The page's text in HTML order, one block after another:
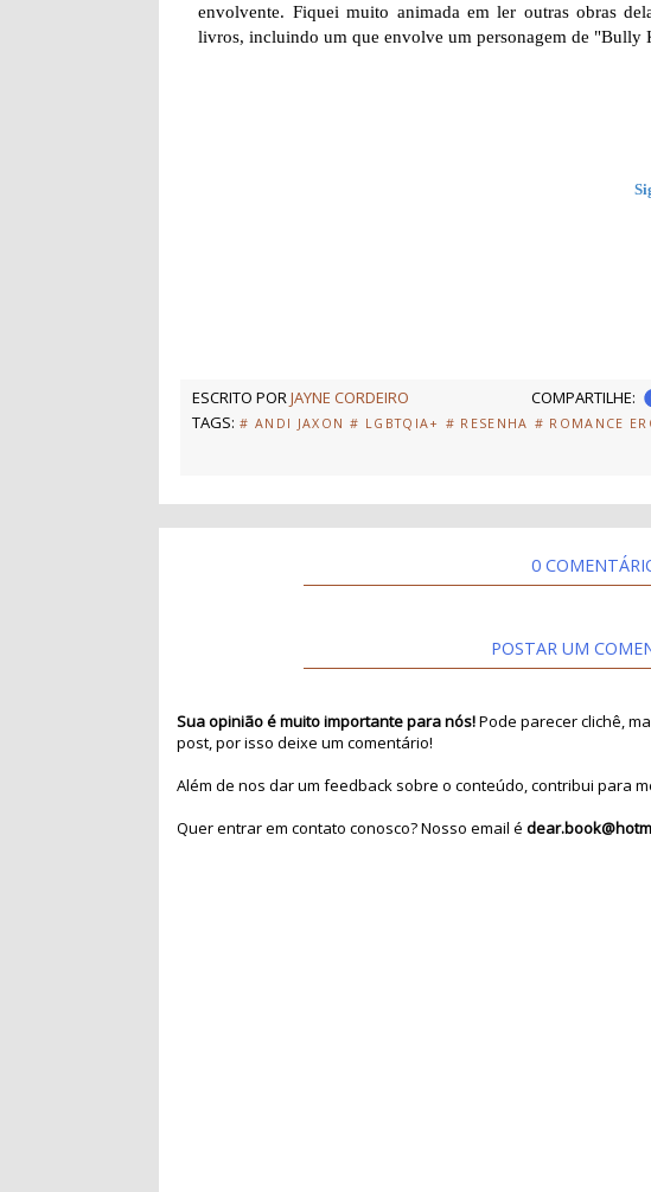
envolvente. Fiquei muito animada em ler outras obras
livros, incluindo um que envolve um personagem de "Bully
ESCRITO PORJAYNE CORDEIRO
COMPARTILHE:
TAGS: # ANDI JAXON # LGBTQIA+ # RESENHA # ROMANCE
0
POSTAR UM
Sua opinião é muito importante para nós!Pode parecer clichê,
post, por isso deixe um comentário!
Além de nos dar um feedback sobre o conteúdo, contribui para
Quer entrar em contato conosco? Nosso email é